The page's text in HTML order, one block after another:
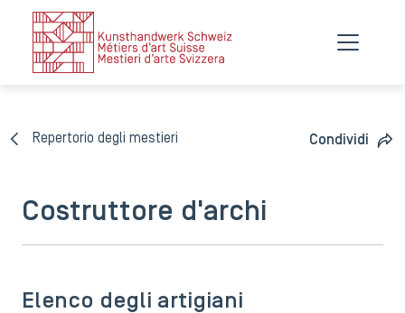
Repertorio degli mestieri Condividi
Costruttore d'archi
Elenco degli artigiani